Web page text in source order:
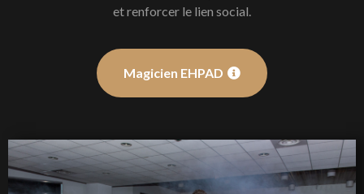
et renforcer le lien social.
Magicien EHPAD